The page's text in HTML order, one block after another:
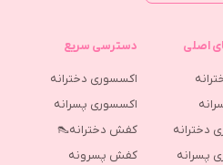
اصلی
دخترانه
پسرانه
دسترسی سریع
اکسسوری دخترانه
اکسسوری پسرانه
کفش دخترانه👠
كفش پسرونه